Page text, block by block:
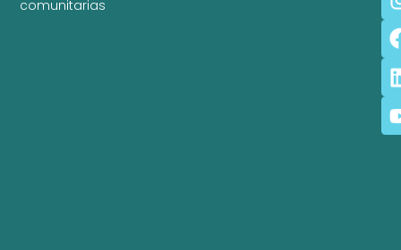
comunitarias